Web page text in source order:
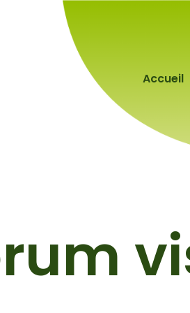
Accueil